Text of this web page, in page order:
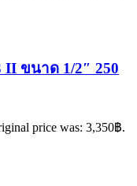
II ขนาด 1/2″ 250
price was: 3,350฿.